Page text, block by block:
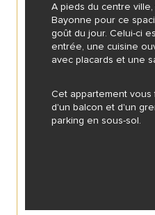
A pieds du centre
Bayonne pour ce
goût du jour. Celui-ci
entrée, une cuisine
avec placards et une
Cet appartement
d'un balcon et d'un
parking en sous-sol.